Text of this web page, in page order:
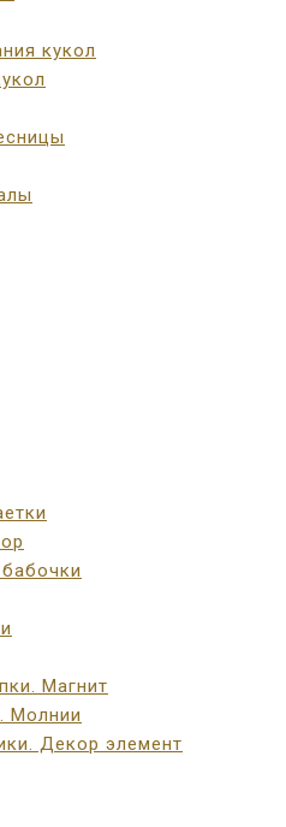
кукол
Магнит
Молнии
Декор элемент